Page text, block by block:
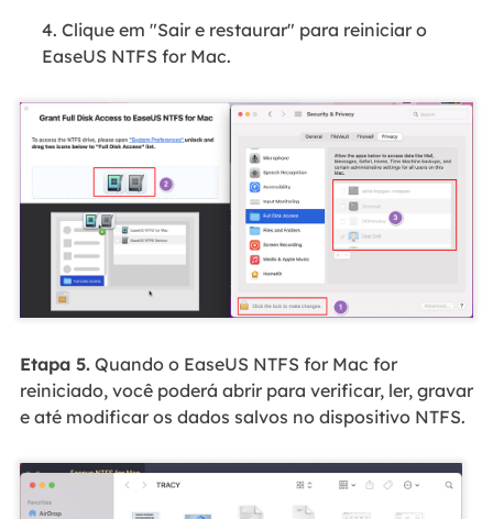
4. Clique em "Sair e restaurar" para reiniciar o
EaseUS NTFS for Mac.
Etapa 5.Quando o EaseUS NTFS for Mac for
reiniciado, você poderá abrir para verificar, ler, gravar
e até modificar os dados salvos no dispositivo NTFS.